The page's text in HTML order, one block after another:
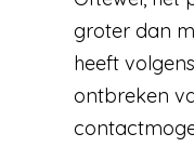
groter dan
heeft
ontbreken